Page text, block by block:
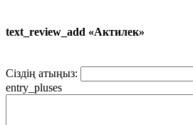
text_review_add «Актилек»
Сіздің атыңыз:
entry_pluses